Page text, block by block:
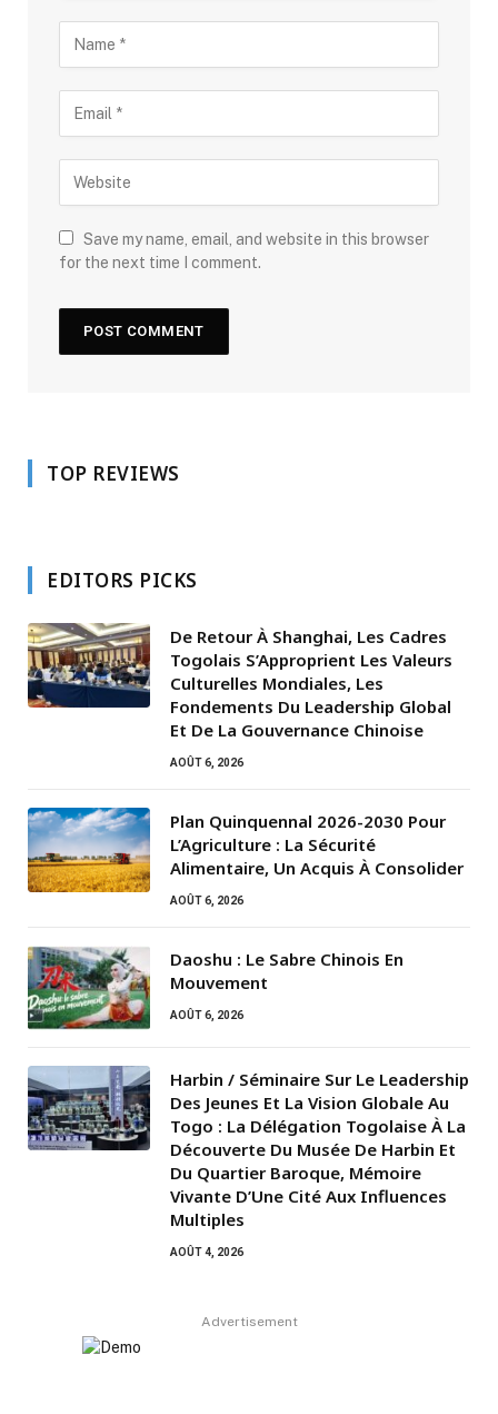
Save my name, email, and website in this browser
for the next time I comment.
TOP REVIEWS
EDITORS PICKS
De Retour À Shanghai, Les Cadres
Togolais S’Approprient Les Valeurs
Culturelles Mondiales, Les
Fondements Du Leadership Global
Et De La Gouvernance Chinoise
AOÛT 6, 2026
Plan Quinquennal 2026-2030 Pour
L’Agriculture : La Sécurité
Alimentaire, Un Acquis À Consolider
AOÛT 6, 2026
Daoshu : Le Sabre Chinois En
Mouvement
AOÛT 6, 2026
Harbin / Séminaire Sur Le Leadership
Des Jeunes Et La Vision Globale Au
Togo : La Délégation Togolaise À La
Découverte Du Musée De Harbin Et
Du Quartier Baroque, Mémoire
Vivante D’Une Cité Aux Influences
Multiples
AOÛT 4, 2026
Advertisement